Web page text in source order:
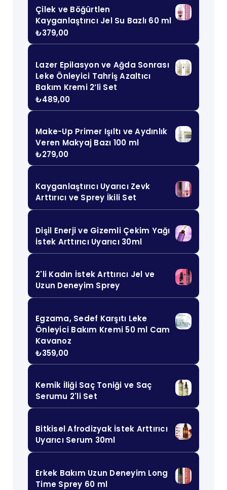
Çilek ve Böğürtlen
Kayganlaştırıcı Jel Su Bazlı 60 ml
₺379,00
Lazer Epilasyon ve Ağda Sonrası
Leke Önleyici Tahriş Azaltıcı
Bakım Kremi 2’li Set
₺489,00
Make-Up Primer Işıltı ve Aydınlık
Veren Makyaj Bazı 100 ml
₺279,00
Kayganlaştırıcı Uyarıcı Zevk
Arttırıcı ve Sprey İkili Set
Dişil Enerji ve Gizemli Çekim Yağı
İstek Arttırıcı Uyarıcı 30ml
2'li Kadın İstek Arttırıcı Jel ve
Uzun Deneyim Sprey
Egzama, Sedef Karşıtı Leke
Önleyici Bakım Kremi 50 ml Cam
Kavanoz
₺359,00
Kemik İliği Saç Toniği ve Saç
Serumu 2'li Set
Bitkisel Afrodizyak İstek Arttırıcı
Uyarıcı Serum 30ml
Erkek Bakım Uzun Deneyim Long
Time Sprey 60 ml